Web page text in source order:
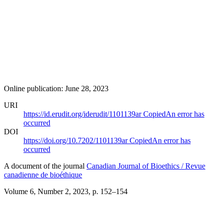
Online publication: June 28, 2023
URI
https://id.erudit.org/iderudit/1101139arCopiedAn error has
occurred
DOI
https://doi.org/10.7202/1101139arCopiedAn error has
occurred
A document of the journal Canadian Journal of Bioethics / Revue
canadienne de bioéthique
Volume 6, Number 2, 2023, p. 152–154